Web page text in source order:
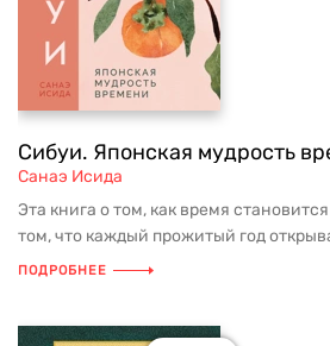
Сибуи. Японская мудрость
Санаэ Исида
Эта книга о том, как время
том, что каждый прожитый год
ПОДРОБНЕЕ